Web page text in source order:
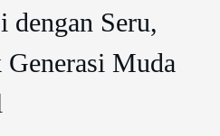
dengan Seru,
Muda